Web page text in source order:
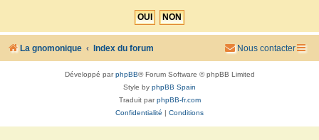
h
La gnomonique Index du forum Nous contacter
Développé parphpBB® Forum Software © phpBB Limited
Style by phpBB Spain
Traduit parphpBB-fr.com
Confidentialité | Conditions